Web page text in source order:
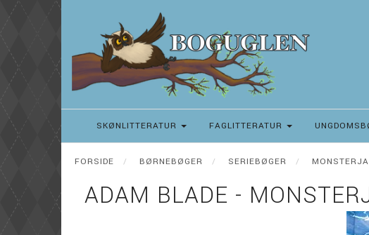
SKØNLITTERATUR FAGLITTERATUR
FORSIDE BØRNEBØGER SERIEBØGER
ADAM BLADE -